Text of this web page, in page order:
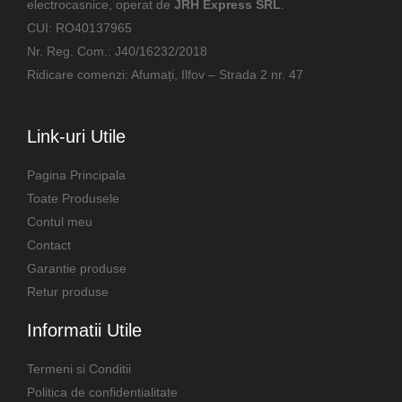
electrocasnice, operat de JRH Express SRL
CUI: RO40137965
Nr. Reg. Com.: J40/16232/2018
Ridicare comenzi: Afumați, Ilfov – Strada 2 nr. 47
Link-uri Utile
Pagina Principala
Toate Produsele
Contul meu
Contact
Garantie produse
Retur produse
Informatii Utile
Termeni si Conditii
Politica de confidentialitate